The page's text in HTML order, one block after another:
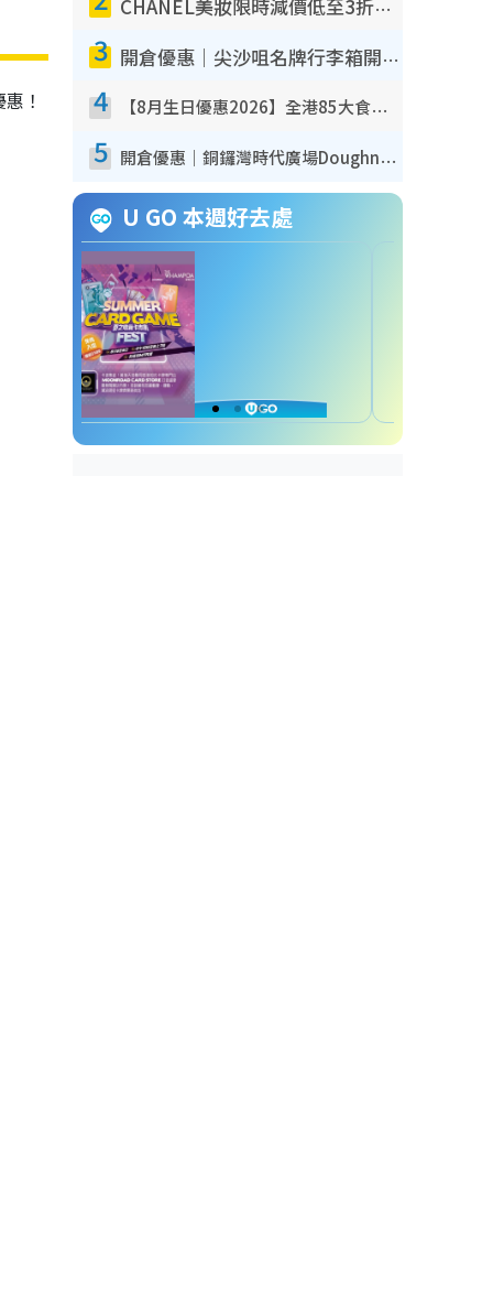
！
CHANEL美妝限時減價低至3折！人氣粉底/唇膏/精華液低至$275！COCO香水都有平
3 開倉優惠｜尖沙咀名牌行李箱開倉低至4折！一連5日 American Tourister/ace./Hallmark $200起！
4 【8月生日優惠2026】全港85大食買玩著數攻略 自助餐/火鍋放題同行免費＋誠品/DONKI送現金券
5 開倉優惠｜銅鑼灣時代廣場Doughnut/Campo Marzio開倉低至1折！背囊、書包、手袋劈價$200起
U GO 本週好去處